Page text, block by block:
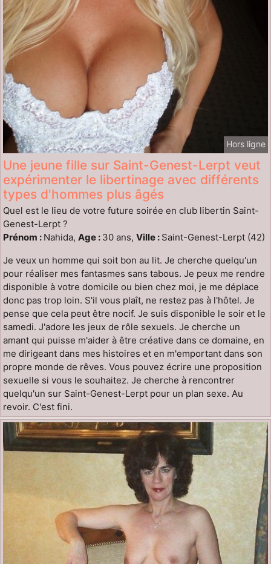
Hors ligne
Une jeune fille sur Saint-Genest-Lerpt veut
expérimenter le libertinage avec différents
types d'hommes plus âgés
Quel est le lieu de votre future soirée en club libertin Saint-
Genest-Lerpt ?
Prénom : Nahida, Age : 30 ans, Ville : Saint-Genest-Lerpt (42)
Je veux un homme qui soit bon au lit. Je cherche quelqu'un
pour réaliser mes fantasmes sans tabous. Je peux me rendre
disponible à votre domicile ou bien chez moi, je me déplace
donc pas trop loin. S'il vous plaît, ne restez pas à l'hôtel. Je
pense que cela peut être nocif. Je suis disponible le soir et le
samedi. J'adore les jeux de rôle sexuels. Je cherche un
amant qui puisse m'aider à être créative dans ce domaine, en
me dirigeant dans mes histoires et en m'emportant dans son
propre monde de rêves. Vous pouvez écrire une proposition
sexuelle si vous le souhaitez. Je cherche à rencontrer
quelqu'un sur Saint-Genest-Lerpt pour un plan sexe. Au
revoir. C'est fini.